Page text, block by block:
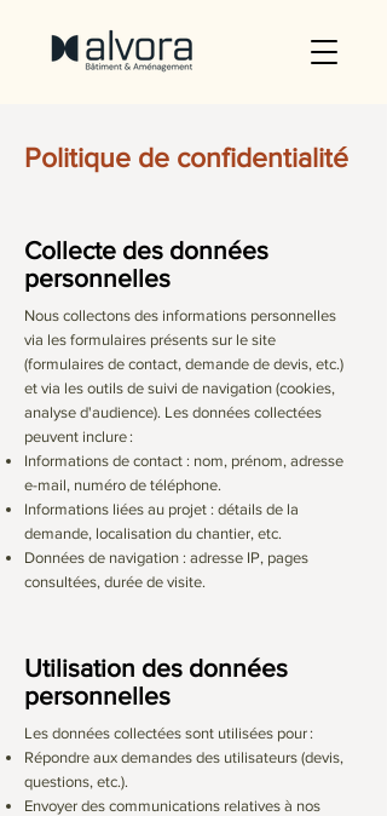
Politique de confidentialité
Collecte des données
personnelles
Nous collectons des informations personnelles
via les formulaires présents sur le site
(formulaires de contact, demande de devis, etc.)
et via les outils de suivi de navigation (cookies,
analyse d'audience). Les données collectées
peuvent inclure :
Informations de contact : nom, prénom, adresse
e-mail, numéro de téléphone.
Informations liées au projet : détails de la
demande, localisation du chantier, etc.
Données de navigation : adresse IP, pages
consultées, durée de visite.
Utilisation des données
personnelles
Les données collectées sont utilisées pour :
Répondre aux demandes des utilisateurs (devis,
questions, etc.).
Envoyer des communications relatives à nos